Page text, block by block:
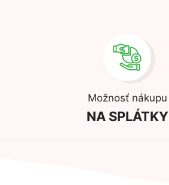
Možnosť nákupu
NA SPLÁTKY